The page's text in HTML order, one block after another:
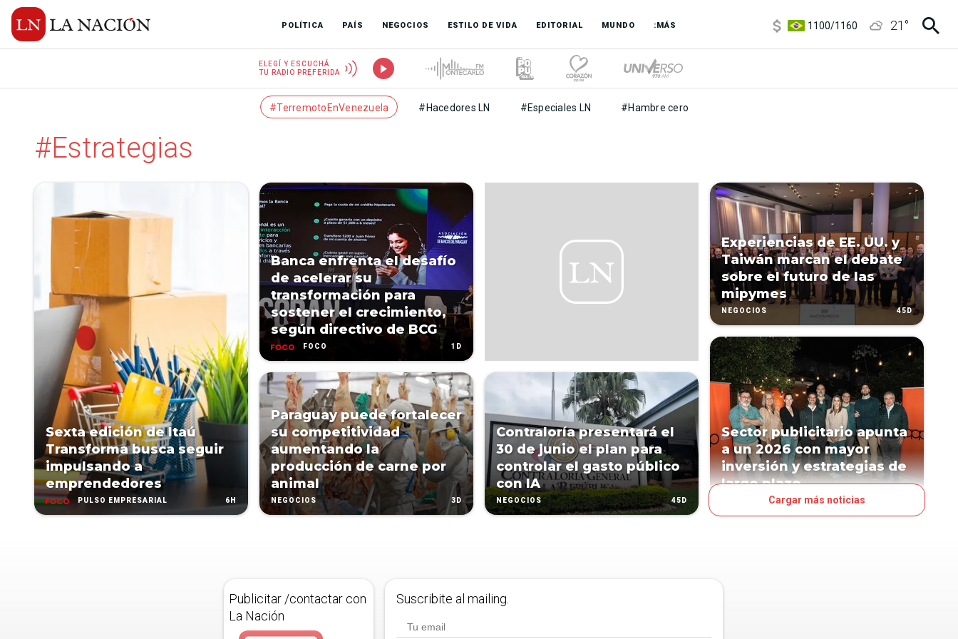
POLÍTICA PAÍS NEGOCIOS ESTILO DE VIDA EDITORIAL MUNDO :MÁS
1100/1160
21 °
ELEGÍ Y ESCUCHÁ
TU RADIO PREFERIDA
#TerremotoEnVenezuela #Hacedores LN #Especiales LN #Hambre cero
#Estrategias
Sexta edición de Itaú
Transforma busca seguir
impulsando a
emprendedores
PULSO EMPRESARIAL 6H
Banca enfrenta el desafío
de acelerar su
transformación para
sostener el crecimiento,
según directivo de BCG
FOCO 1D
Paraguay puede fortalecer
su competitividad
aumentando la
producción de carne por
animal
NEGOCIOS 3D
Contraloría presentará el
30 de junio el plan para
controlar el gasto público
con IA
NEGOCIOS 45D
Experiencias de EE. UU. y
Taiwán marcan el debate
sobre el futuro de las
mipymes
NEGOCIOS 45D
Sector publicitario apunta
a un 2026 con mayor
inversión y estrategias de
largo plazo
Cargar más noticias
Publicitar /contactar con
La Nación
Suscribite al mailing.